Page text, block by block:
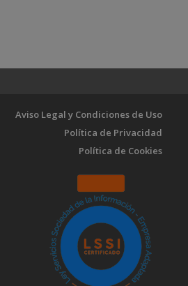
Aviso Legal y Condiciones de Uso
Política de Privacidad
Política de Cookies